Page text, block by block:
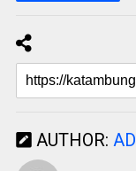
AUTHOR: